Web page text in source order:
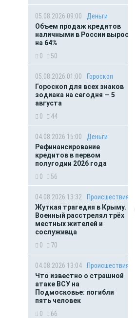
05.08.2026 09:00
Деньги
Объем продаж кредитов
наличными в России вырос
на 64%
0
50
05.08.2026 01:00
Гороскоп
Гороскоп для всех знаков
зодиака на сегодня — 5
августа
0
44
04.08.2026 15:00
Деньги
Рефинансирование
кредитов в первом
полугодии 2026 года
0
56
04.08.2026 13:32
Происшествия
Жуткая трагедия в Крыму.
Военный расстрелял трёх
местных жителей и
сослуживца
0
70
04.08.2026 13:04
Происшествия
Что известно о страшной
атаке ВСУ на
Подмосковье: погибли
пять человек
0
66